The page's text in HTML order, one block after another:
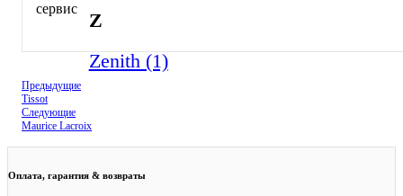
Z
Zenith (1)
сервис
Предыдущие
Tissot
Следующие
Maurice Lacroix
Оплата, гарантия & возвраты